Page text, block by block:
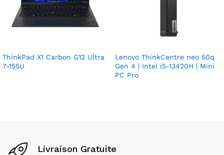
ThinkPad X1 Carbon G12 Ultra
7-155U
Lenovo ThinkCentre neo 50q
Gen 4 | Intel i5-13420H | Mini
PC Pro
Livraison Gratuite